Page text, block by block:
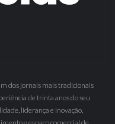
dos jornais mais tradicionais
de trinta anos do seu
liderança e inovação,